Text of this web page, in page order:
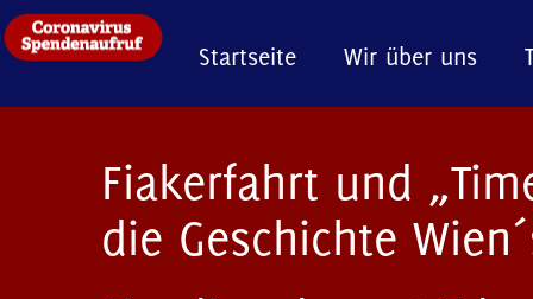
Startseite Wir über uns
Fiakerfahrt und
die Geschichte